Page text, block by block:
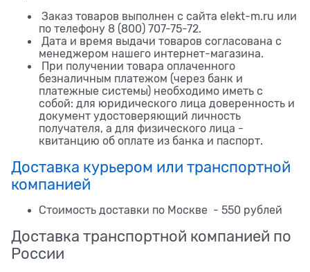
Заказ товаров выполнен с сайта elekt-m.ru или
по телефону 8 (800) 707-75-72.
Дата и время выдачи товаров согласована с
менеджером нашего интернет-магазина.
При получении товара оплаченного
безналичным платежом (через банк и
платежные системы) необходимо иметь с
собой: для юридического лица доверенность и
документ удостоверяющий личность
получателя, а для физического лица -
квитанцию об оплате из банка и паспорт.
Доставка курьером или транспортной
компанией
Стоимость доставки по Москве - 550 рублей
Доставка транспортной компанией по
России